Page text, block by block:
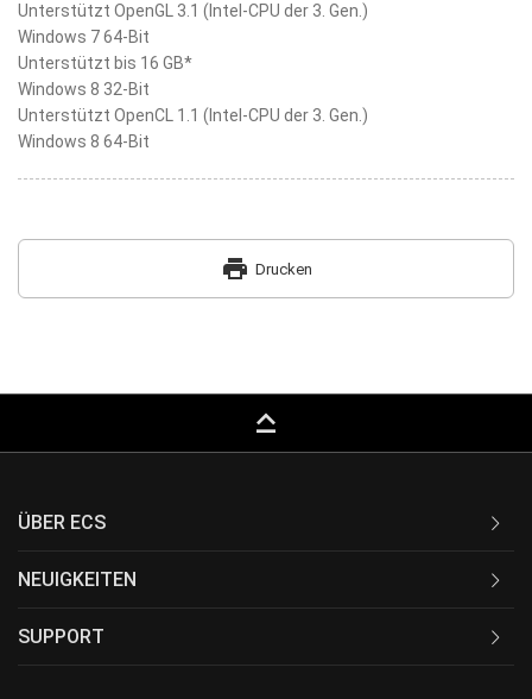
Unterstützt OpenGL 3.1 (Intel-CPU der 3. Gen.)
Windows 7 64-Bit
Unterstützt bis 16 GB*
Windows 8 32-Bit
Unterstützt OpenCL 1.1 (Intel-CPU der 3. Gen.)
Windows 8 64-Bit
print Drucken
keyboard_capslock
ÜBER ECS
NEUIGKEITEN
SUPPORT